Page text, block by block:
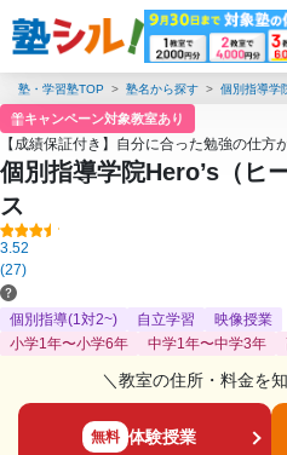
塾・学習塾TOP 塾名から探す 個別指導学
キャンペーン対象教室あり
【成績保証付き】自分に合った勉強の仕方
個別指導学院Hero’s（ヒ
ス
3.52
(27)
個別指導(1対2~) 自立学習
映像授業
小学1年〜小学6年
中学1年〜中学3年
＼教室の住所・料金を
無料 体験授業